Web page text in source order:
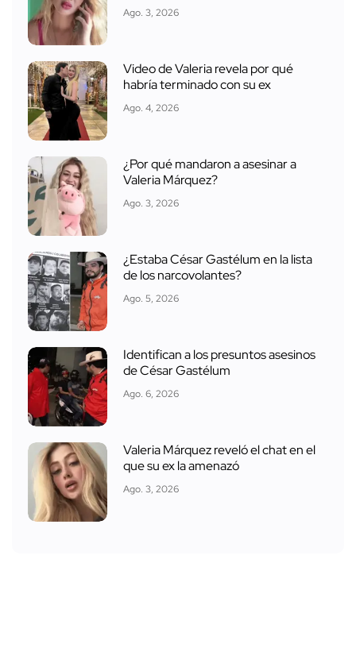
Ago. 3, 2026
Video de Valeria revela por qué
habría terminado con su ex
Ago. 4, 2026
¿Por qué mandaron a asesinar a
Valeria Márquez?
Ago. 3, 2026
¿Estaba César Gastélum en la lista
de los narcovolantes?
Ago. 5, 2026
Identifican a los presuntos asesinos
de César Gastélum
Ago. 6, 2026
Valeria Márquez reveló el chat en el
que su ex la amenazó
Ago. 3, 2026